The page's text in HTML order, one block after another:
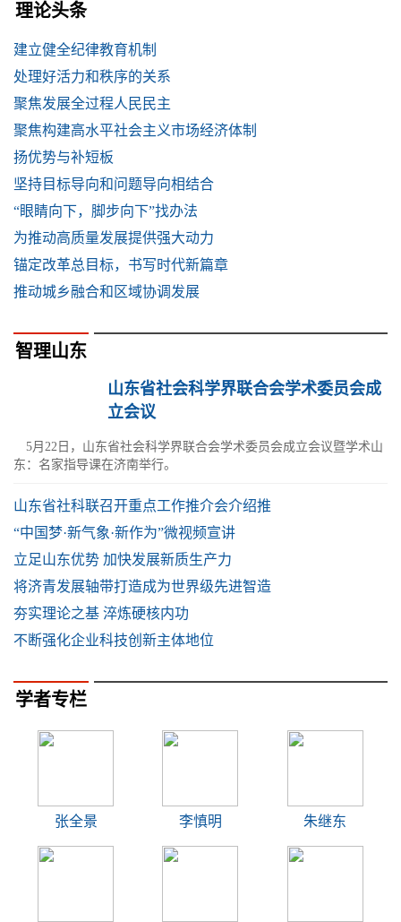
理论头条
建立健全纪律教育机制
处理好活力和秩序的关系
聚焦发展全过程人民民主
聚焦构建高水平社会主义市场经济体制
扬优势与补短板
坚持目标导向和问题导向相结合
“眼睛向下，脚步向下”找办法
为推动高质量发展提供强大动力
锚定改革总目标，书写时代新篇章
推动城乡融合和区域协调发展
智理山东
山东省社会科学界联合会学术委员会成
立会议
5月22日，山东省社会科学界联合会学术委员会成立会议暨学术山
东：名家指导课在济南举行。
山东省社科联召开重点工作推介会介绍推
“中国梦·新气象·新作为”微视频宣讲
立足山东优势 加快发展新质生产力
将济青发展轴带打造成为世界级先进智造
夯实理论之基 淬炼硬核内功
不断强化企业科技创新主体地位
学者专栏
张全景 李慎明 朱继东